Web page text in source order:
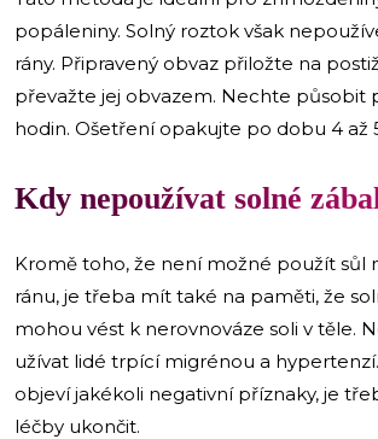
popáleniny. Solný roztok však
rány. Připravený obvaz přiložte na
převažte jej obvazem. Nechte působit
hodin. Ošetření opakujte po dobu 4 až
Kdy nepoužívat solné
Kromě toho, že není možné použít sůl
ránu, je třeba mít také na paměti, že
mohou vést k nerovnováze soli v těle.
užívat lidé trpící migrénou a
objeví jakékoli negativní příznaky, je
léčby ukončit.